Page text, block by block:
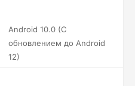
Android 10.0 (С
обновлением до Android
12)